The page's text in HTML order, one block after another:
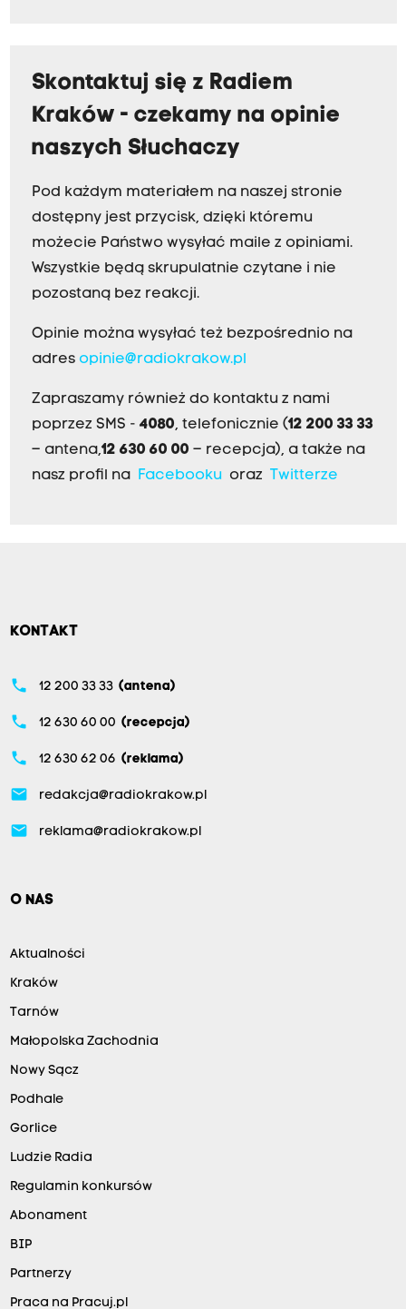
Skontaktuj się z Radiem
Kraków - czekamy na opinie
naszych Słuchaczy
Pod każdym materiałem na naszej stronie
dostępny jest przycisk, dzięki któremu
możecie Państwo wysyłać maile z opiniami.
Wszystkie będą skrupulatnie czytane i nie
pozostaną bez reakcji.
Opinie można wysyłać też bezpośrednio na
adres opinie@radiokrakow.pl
Zapraszamy również do kontaktu z nami
poprzez SMS - 4080, telefonicznie (12 200 33 33
– antena,12 630 60 00 – recepcja), a także na
nasz profil na Facebookuoraz Twitterze
KONTAKT
phone 12 200 33 33 (antena)
phone 12 630 60 00 (recepcja)
phone 12 630 62 06 (reklama)
email redakcja@radiokrakow.pl
email reklama@radiokrakow.pl
O NAS
Aktualności
Kraków
Tarnów
Małopolska Zachodnia
Nowy Sącz
Podhale
Gorlice
Ludzie Radia
Regulamin konkursów
Abonament
BIP
Partnerzy
Praca na Pracuj.pl